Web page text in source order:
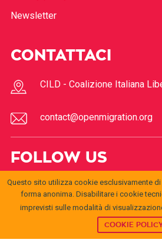
Newsletter
CONTATTACI
CILD - Coalizione Italiana
contact@openmigration.org
FOLLOW US
Questo sito utilizza cookie esclusivamente
forma anonima. Disabilitare i cookie
imprevisti sulle modalità di
COOKIE